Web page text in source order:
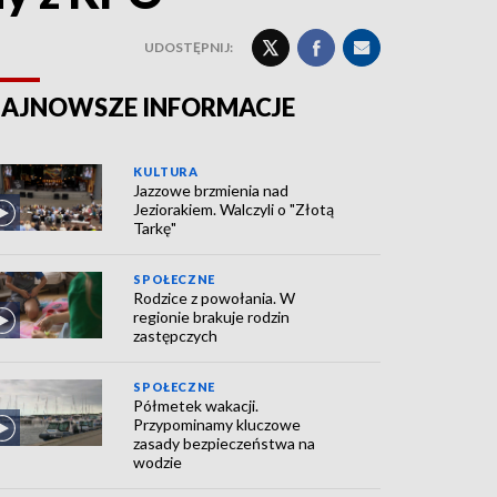
UDOSTĘPNIJ:
INFORMACJE
KULTURA
Jazzowe brzmienia nad
Jeziorakiem. Walczyli o "Złotą
Tarkę"
SPOŁECZNE
Rodzice z powołania. W
regionie brakuje rodzin
zastępczych
SPOŁECZNE
Półmetek wakacji.
Przypominamy kluczowe
zasady bezpieczeństwa na
wodzie